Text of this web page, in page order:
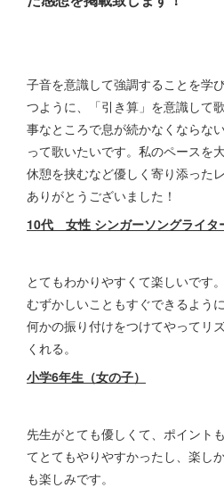
子音を意識して強調することを学
つように、「引き算」を意識して
事なところで息が続かなくならな
って歌いたいです。私のペースを
休憩を挟むなど優しく寄り添った
ありがとうございました！
10代 女性 シンガーソングライタ
とてもわかりやすくて楽しいです。
むずかしいこともすぐできるように
何かの振り付けをつけてやってリ
くれる。
小学6年生（女の子）
先生がとても優しくて、ポイント
てとてもやりやすかったし、楽し
も楽しみです。